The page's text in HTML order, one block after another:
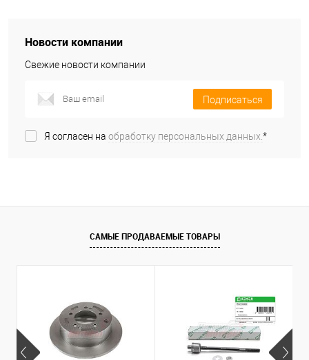
Новости компании
Свежие новости компании
Подписаться
Я согласен на обработку персональных данных.*
САМЫЕ ПРОДАВАЕМЫЕ ТОВАРЫ